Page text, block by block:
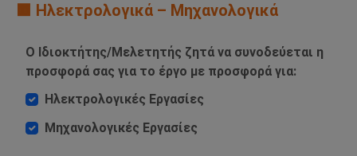
🟧 Ηλεκτρολογικά – Μηχανολογικά
Ο Ιδιοκτήτης/Μελετητής ζητά να συνοδεύεται η
προσφορά σας για το έργο με προσφορά για:
Ηλεκτρολογικές Εργασίες
Μηχανολογικές Εργασίες